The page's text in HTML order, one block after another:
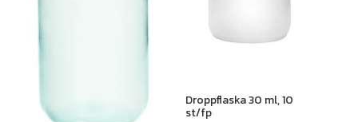
Droppflaska 30 ml, 10
st/fp